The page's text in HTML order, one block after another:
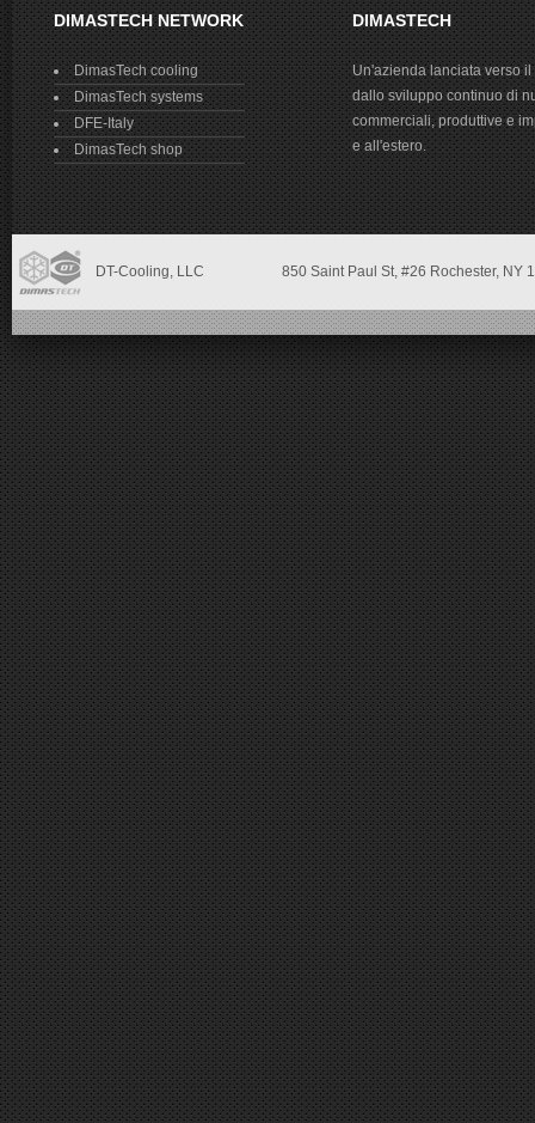
DIMASTECH NETWORK
DimasTech cooling
DimasTech systems
DFE-Italy
DimasTech shop
DIMASTECH
Un'azienda lanciata verso
dallo sviluppo continuo di
commerciali, produttive e
e all'estero.
DT-Cooling, LLC 850 Saint Paul St, #26 Rochester, NY